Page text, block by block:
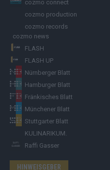
cozmo connect
cozmo production
cozmo records
cozmo news
FLASH
FLASH UP
Nürnberger Blatt
Hamburger Blatt
Fränkisches Blatt
Münchener Blatt
Stuttgarter Blatt
KULINARIKUM.
Raffi Gasser
HINWEISGEBER